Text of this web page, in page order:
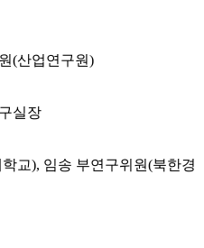
(산업연구원)
실장
교), 임송 부연구위원(북한경